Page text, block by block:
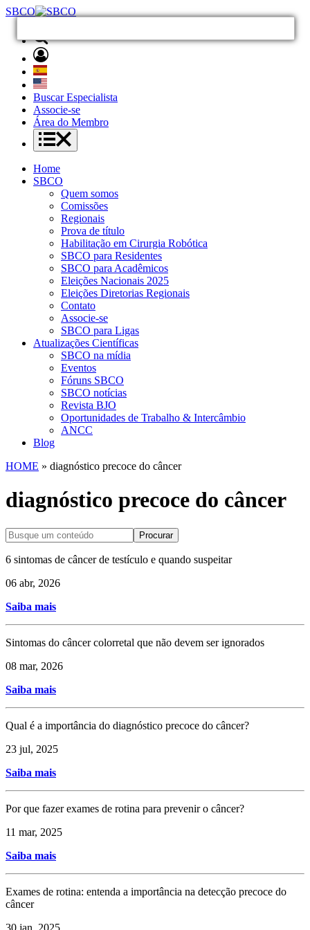
SBCO
Buscar Especialista
Associe-se
Área do Membro
Home
SBCO
Quem somos
Comissões
Regionais
Prova de título
Habilitação em Cirurgia Robótica
SBCO para Residentes
SBCO para Acadêmicos
Eleições Nacionais 2025
Eleições Diretorias Regionais
Contato
Associe-se
SBCO para Ligas
Atualizações Científicas
SBCO na mídia
Eventos
Fóruns SBCO
SBCO notícias
Revista BJO
Oportunidades de Trabalho & Intercâmbio
ANCC
Blog
HOME » diagnóstico precoce do câncer
diagnóstico precoce do câncer
Procurar
6 sintomas de câncer de testículo e quando suspeitar
06 abr, 2026
Saiba mais
Sintomas do câncer colorretal que não devem ser ignorados
08 mar, 2026
Saiba mais
Qual é a importância do diagnóstico precoce do câncer?
23 jul, 2025
Saiba mais
Por que fazer exames de rotina para prevenir o câncer?
11 mar, 2025
Saiba mais
Exames de rotina: entenda a importância na detecção precoce do
câncer
30 jan, 2025